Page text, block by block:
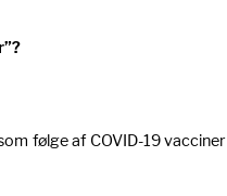
følge af COVID-19 vacciner